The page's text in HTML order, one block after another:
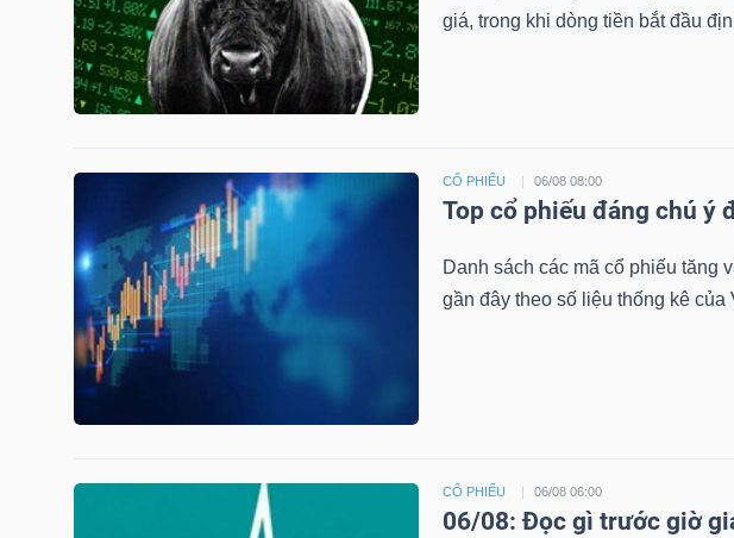
giá, trong khi dòng tiền bắt đầu
CỔ PHIẾU 06/08 08:00
Top cổ phiếu đáng chú ý
Danh sách các mã cổ phiếu tăng
gần đây theo số liệu thống kê của
CỔ PHIẾU 06/08 06:00
06/08: Đọc gì trước giờ
TRUY
Ngành
SECTOR